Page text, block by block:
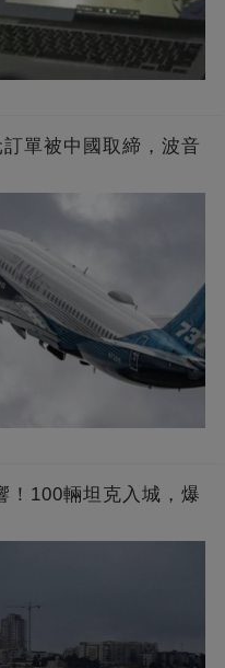
單被中國取締，波音
！100輛坦克入城，爆